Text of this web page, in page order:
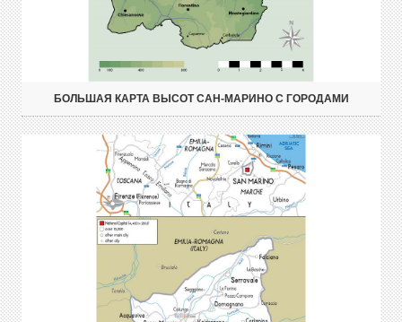
БОЛЬШАЯ КАРТА ВЫСОТ САН-МАРИНО С ГОРОДАМИ